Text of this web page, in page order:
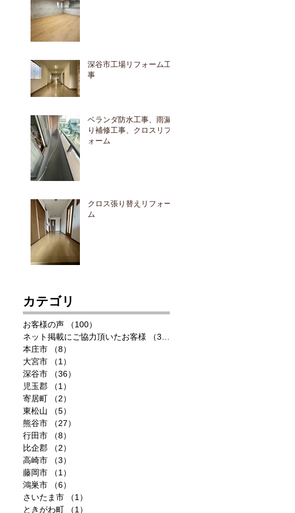
深谷市工場リフォーム工
事
ベランダ防水工事、雨漏
り補修工事、クロスリフ
ォーム
クロス張り替えリフォー
ム
カテゴリ
お客様の声 （100）
ネット掲載にご協力頂いたお客様
（33）
本庄市
（8）
大宮市
（1）
深谷市
（36）
児玉郡
（1）
寄居町
（2）
東松山
（5）
熊谷市
（27）
行田市
（8）
比企郡
（2）
高崎市
（3）
藤岡市
（1）
鴻巣市
（6）
さいたま市
（1）
ときがわ町
（1）